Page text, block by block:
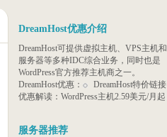
DreamHost优惠介绍
DreamHost可提供虚拟主机、VPS主机和
服务器等多种IDC综合业务，同时也是
WordPress官方推荐主机商之一。
DreamHost优惠：
DreamHost特价链接
优惠解读：WordPress主机2.59美元/月起
服务器推荐